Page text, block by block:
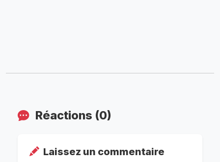
Réactions (0)
Laissez un commentaire